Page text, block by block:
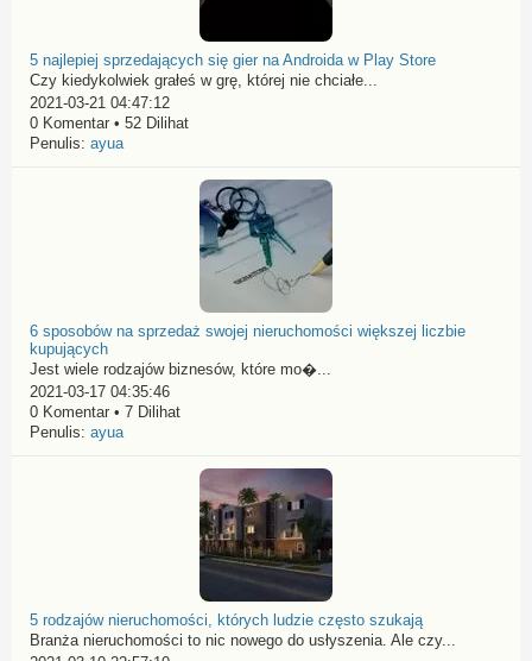
5 najlepiej sprzedających się gier na Androida w Play Store
Czy kiedykolwiek grałeś w grę, której nie chciałe...
2021-03-21 04:47:12
0 Komentar • 52 Dilihat
Penulis: ayua
6 sposobów na sprzedaż swojej nieruchomości większej liczbie
kupujących
Jest wiele rodzajów biznesów, które mo�...
2021-03-17 04:35:46
0 Komentar • 7 Dilihat
Penulis: ayua
5 rodzajów nieruchomości, których ludzie często szukają
Branża nieruchomości to nic nowego do usłyszenia. Ale czy...